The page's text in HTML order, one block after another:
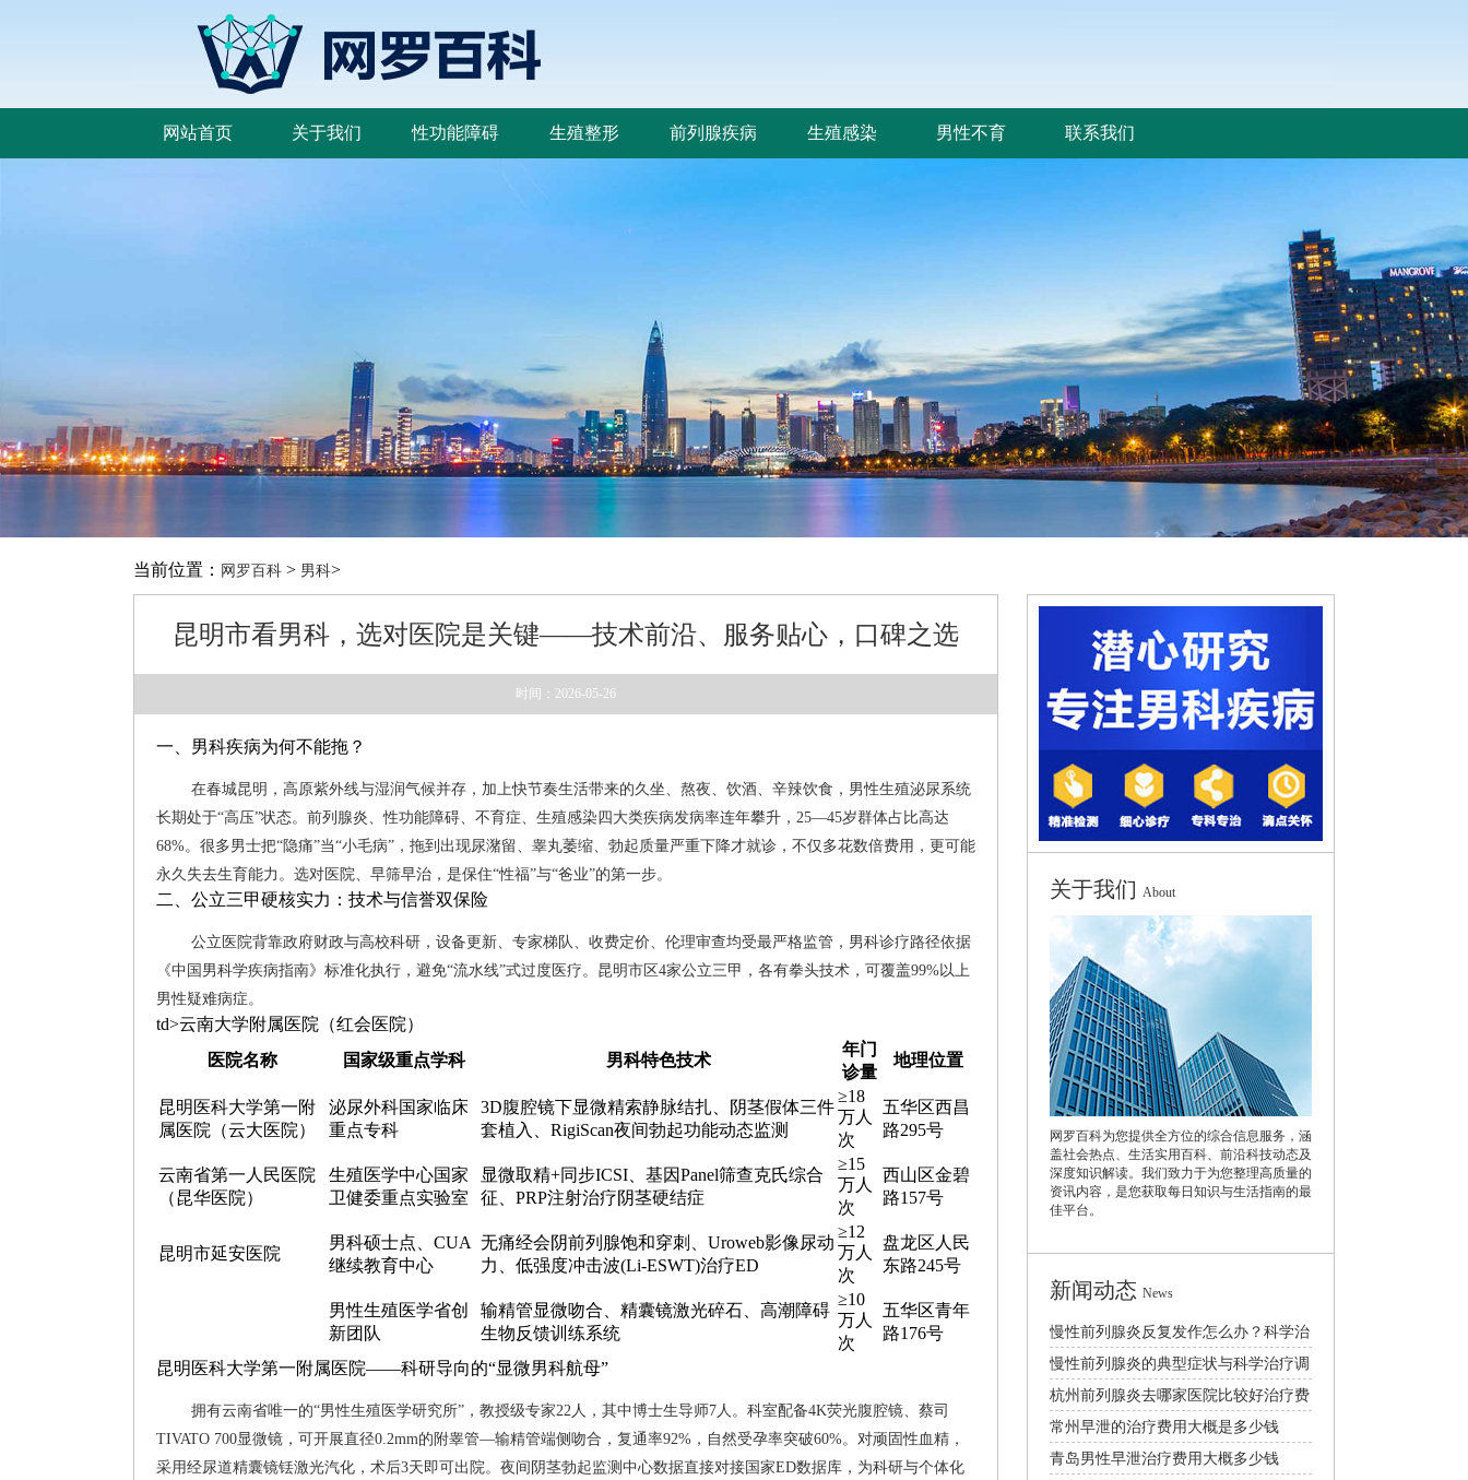
网站首页 关于我们 性功能障碍 生殖整形 前列腺疾病 生殖感染 男性不育 联系我们
当前位置： 网罗百科 > 男科>
昆明市看男科，选对医院是关键——技术前沿、服务贴心，口碑之选
时间：2026-05-26
一、男科疾病为何不能拖？
在春城昆明，高原紫外线与湿润气候并存，加上快节奏生活带来的久坐、熬夜、饮酒、辛辣饮食，男性生殖泌尿系统
长期处于“高压”状态。前列腺炎、性功能障碍、不育症、生殖感染四大类疾病发病率连年攀升，25—45岁群体占比高达
68%。很多男士把“隐痛”当“小毛病”，拖到出现尿潴留、睾丸萎缩、勃起质量严重下降才就诊，不仅多花数倍费用，更可能
永久失去生育能力。选对医院、早筛早治，是保住“性福”与“爸业”的第一步。
二、公立三甲硬核实力：技术与信誉双保险
公立医院背靠政府财政与高校科研，设备更新、专家梯队、收费定价、伦理审查均受最严格监管，男科诊疗路径依据
《中国男科学疾病指南》标准化执行，避免“流水线”式过度医疗。昆明市区4家公立三甲，各有拳头技术，可覆盖99%以上
男性疑难病症。
td>云南大学附属医院（红会医院）
医院名称
国家级重点学科 男科特色技术
年门
诊量
地理位置
昆明医科大学第一附
属医院（云大医院）
泌尿外科国家临床
重点专科
3D腹腔镜下显微精索静脉结扎、阴茎假体三件
套植入、RigiScan夜间勃起功能动态监测
≥18
万人
次
五华区西昌
路295号
云南省第一人民医院
（昆华医院）
生殖医学中心国家
卫健委重点实验室
显微取精+同步ICSI、基因Panel筛查克氏综合
征、PRP注射治疗阴茎硬结症
≥15
万人
次
西山区金碧
路157号
昆明市延安医院
男科硕士点、CUA
继续教育中心
无痛经会阴前列腺饱和穿刺、Uroweb影像尿动
力、低强度冲击波(Li-ESWT)治疗ED
≥12
万人
次
盘龙区人民
东路245号
男性生殖医学省创
新团队
输精管显微吻合、精囊镜激光碎石、高潮障碍
生物反馈训练系统
≥10
万人
次
五华区青年
路176号
昆明医科大学第一附属医院——科研导向的“显微男科航母”
拥有云南省唯一的“男性生殖医学研究所”，教授级专家22人，其中博士生导师7人。科室配备4K荧光腹腔镜、蔡司
TIVATO 700显微镜，可开展直径0.2mm的附睾管—输精管端侧吻合，复通率92%，自然受孕率突破60%。对顽固性血精，
采用经尿道精囊镜铥激光汽化，术后3天即可出院。夜间阴茎勃起监测中心数据直接对接国家ED数据库，为科研与个体化
关于我们 About
网罗百科为您提供全方位的综合信息服务，涵
盖社会热点、生活实用百科、前沿科技动态及
深度知识解读。我们致力于为您整理高质量的
资讯内容，是您获取每日知识与生活指南的最
佳平台。
新闻动态 News
慢性前列腺炎反复发作怎么办？科学治
疗与日常预防指南
慢性前列腺炎的典型症状与科学治疗调
理方法全面解析
杭州前列腺炎去哪家医院比较好治疗费
用大概多少
常州早泄的治疗费用大概是多少钱
青岛男性早泄治疗费用大概多少钱